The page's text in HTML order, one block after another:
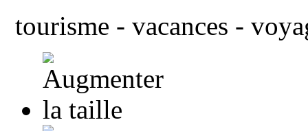
tourisme - vacances -